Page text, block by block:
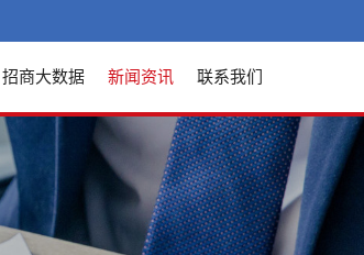
招商大数据 新闻资讯 联系我们